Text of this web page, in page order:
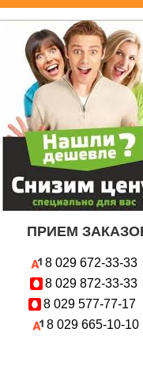
ПРИЕМ
8 029 672-33-33
8 029 872-33-33
8 029 577-77-17
8 029 665-10-10